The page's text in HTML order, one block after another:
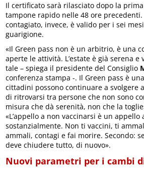
Il certificato sarà rilasciato dopo la
tampone rapido nelle 48 ore precedenti.
contagiato, invece, è valido per i sei
guarigione.
«Il Green pass non è un arbitrio, è una
aperte le attività. L’estate è già serena e
tale – spiega il presidente del Consiglio
conferenza stampa -. Il Green pass è
cittadini possono continuare a svolgere
di ritrovarsi tra persone che non sono
misura che dà serenità, non che la
«L’appello a non vaccinarsi è un appello
sostanzialmente. Non ti vaccini, ti
ammali, contagi e fai morire. Secondo:
deve chiudere tutto, di nuovo».
Nuovi parametri per i cambi